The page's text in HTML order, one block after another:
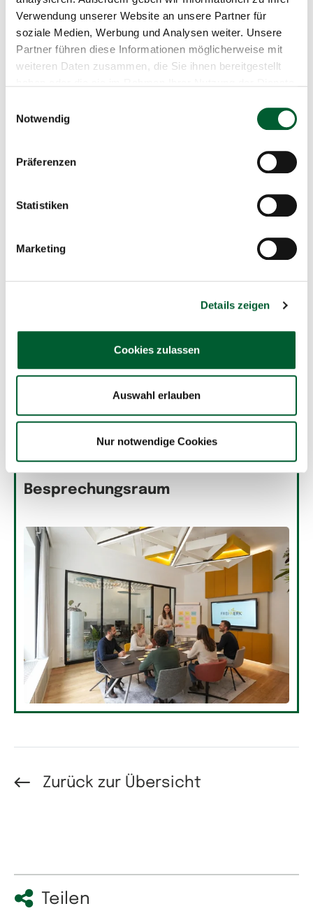
Verwendung unserer Website an unsere Partner für
soziale Medien, Werbung und Analysen weiter. Unsere
Partner führen diese Informationen möglicherweise mit
weiteren Daten zusammen, die Sie ihnen bereitgestellt
Notwendig
Präferenzen
Statistiken
Marketing
Details zeigen
Cookies zulassen
Auswahl erlauben
Nur notwendige Cookies
freiW4erk: Mehr als ein
Besprechungsraum
Zurück zur Übersicht
Teilen